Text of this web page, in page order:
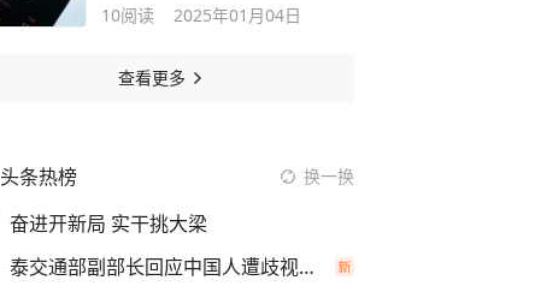
10阅读 2025年01月04日
查看更多
头条热榜 换一换
奋进开新局 实干挑大梁
泰交通部副部长回应中国人遭歧视手势